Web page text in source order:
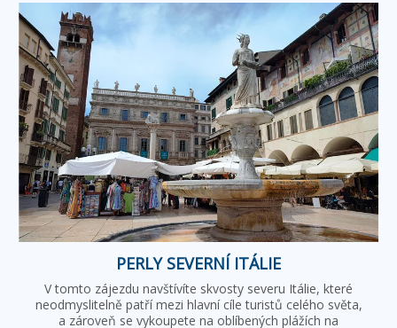
PERLY SEVERNÍ ITÁLIE
V tomto zájezdu navštívíte skvosty severu Itálie, které
neodmyslitelně patří mezi hlavní cíle turistů celého světa,
a zároveň se vykoupete na oblíbených plážích na